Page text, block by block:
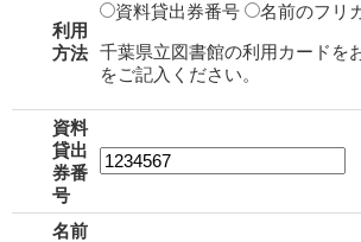
利用
方法
資料貸出券番号
名前のフリ
千葉県立図書館の利用カードを
をご記入ください。
資料
貸出
券番
号
名前